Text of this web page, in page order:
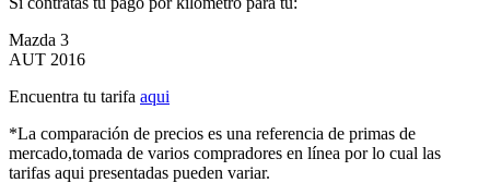
Mazda 3
AUT 2016
Encuentra tu tarifa aqui
*La comparación de precios es una referencia de primas de
mercado,tomada de varios compradores en línea por lo cual las
tarifas aqui presentadas pueden variar.